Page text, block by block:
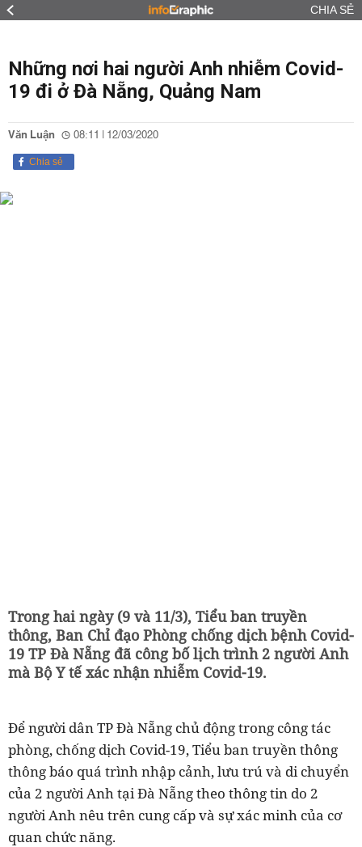
CHIA SẺ
Những nơi hai người Anh nhiễm Covid-
19 đi ở Đà Nẵng, Quảng Nam
Văn Luận 08:11 | 12/03/2020
Chia sẻ
Trong hai ngày (9 và 11/3), Tiểu ban truyền
thông, Ban Chỉ đạo Phòng chống dịch bệnh Covid-
19 TP Đà Nẵng đã công bố lịch trình 2 người Anh
mà Bộ Y tế xác nhận nhiễm Covid-19.
Để người dân TP Đà Nẵng chủ động trong công tác
phòng, chống dịch Covid-19, Tiểu ban truyền thông
thông báo quá trình nhập cảnh, lưu trú và di chuyển
của 2 người Anh tại Đà Nẵng theo thông tin do 2
người Anh nêu trên cung cấp và sự xác minh của cơ
quan chức năng.